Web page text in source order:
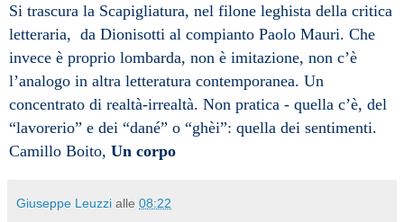
Si trascura la Scapigliatura, nel filone leghista della critica
letteraria, da Dionisotti al compianto Paolo Mauri. Che
invece è proprio lombarda, non è imitazione, non c’è
l’analogo in altra letteratura contemporanea. Un
concentrato di realtà-irrealtà. Non pratica - quella c’è, del
“lavorerio” e dei “dané” o “ghèi”: quella dei sentimenti.
Camillo Boito, Un corpo
Giuseppe Leuzzi alle 08:22